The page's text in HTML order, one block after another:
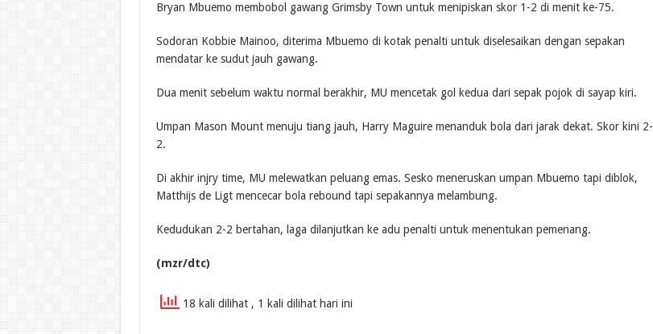
Bryan Mbuemo membobol gawang Grimsby Town untuk menipiskan skor 1-2 di menit ke-75.
Sodoran Kobbie Mainoo, diterima Mbuemo di kotak penalti untuk diselesaikan dengan sepakan
mendatar ke sudut jauh gawang.
Dua menit sebelum waktu normal berakhir, MU mencetak gol kedua dari sepak pojok di sayap kiri.
Umpan Mason Mount menuju tiang jauh, Harry Maguire menanduk bola dari jarak dekat. Skor kini 2-
2.
Di akhir injry time, MU melewatkan peluang emas. Sesko meneruskan umpan Mbuemo tapi diblok,
Matthijs de Ligt mencecar bola rebound tapi sepakannya melambung.
Kedudukan 2-2 bertahan, laga dilanjutkan ke adu penalti untuk menentukan pemenang.
(mzr/dtc)
18 kali dilihat , 1 kali dilihat hari ini